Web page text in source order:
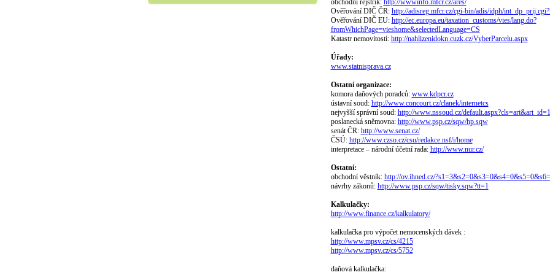
obchodní rejstřík: http://wwwinfo.mfcr.cz/ares/
Ověřování DIČ ČR: http://adisreg.mfcr.cz/cgi-bin/adis/idph/
Ověřování DIČ EU: http://ec.europa.eu/taxation_customs/vies/lang.do?
fromWhichPage=vieshome&selectedLanguage=CS
Katastr nemovitostí: http://nahlizenidokn.cuzk.cz/VyberParcelu.aspx
Úřady:
www.statnisprava.cz
Ostatní organizace:
komora daňových poradců: www.kdpcr.cz
ústavní soud: http://www.concourt.cz/clanek/internetcs
nejvyšší správní soud: http://www.nssoud.cz/default.aspx?cls=art&art_id=1
poslanecká sněmovna: http://www.psp.cz/sqw/hp.sqw
senát ČR: http://www.senat.cz/
ČSÚ: http://www.czso.cz/csu/redakce.nsf/i/home
interpretace – národní účetní rada: http://www.nur.cz/
Ostatní:
obchodní věstník: http://ov.ihned.cz/
návrhy zákonů: http://www.psp.cz/sqw/tisky.sqw?tt=1
Kalkulačky:
http://www.finance.cz/kalkulatory/
kalkulačka pro výpočet nemocenských dávek :
http://www.mpsv.cz/cs/4215
http://www.mpsv.cz/cs/5752
daňová kalkulačka: